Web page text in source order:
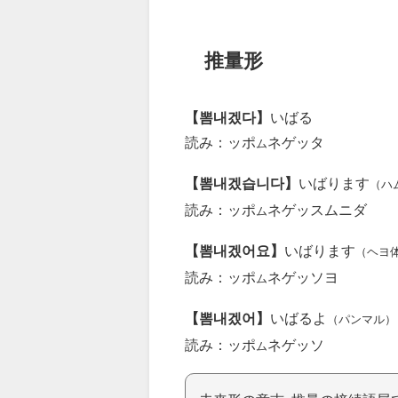
推量形
【뽐내겠다】 いばる
読み：ッポ ムネゲッタ
【뽐내겠습니다】 いばります （ハ
読み：ッポ ムネゲッスムニダ
【뽐내겠어요】 いばります （ヘヨ
読み：ッポ ムネゲッソヨ
【뽐내겠어】 いばるよ （パンマル）
読み：ッポ ムネゲッソ